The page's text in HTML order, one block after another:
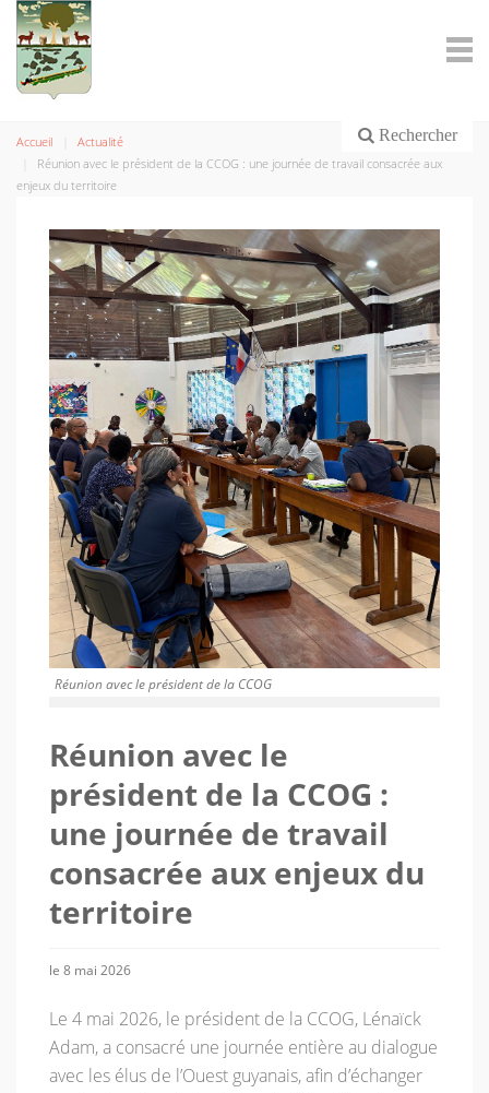
Rechercher
Accueil
Actualité
Réunion avec le président de la CCOG : une journée de travail consacrée aux
enjeux du territoire
Réunion avec le président de la CCOG
Réunion avec le
président de la CCOG :
une journée de travail
consacrée aux enjeux du
territoire
le 8 mai 2026
Le 4 mai 2026, le président de la CCOG, Lénaïck
Adam, a consacré une journée entière au dialogue
avec les élus de l’Ouest guyanais, afin d’échanger